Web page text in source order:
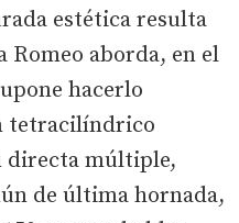
estética resulta
Romeo aborda, en el
hacerlo
tetracilíndrico
directa múltiple,
de última hornada,